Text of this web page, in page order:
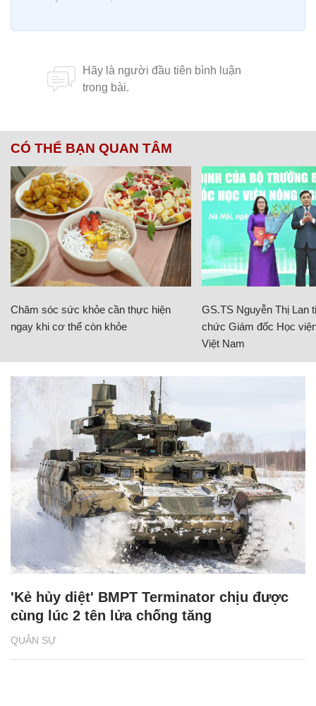
CÓ THỂ BẠN QUAN TÂM
Chăm sóc sức khỏe cần thực hiện
ngay khi cơ thể còn khỏe
GS.TS Nguyễn Thị Lan
chức Giám đốc Học
Việt Nam
QUÂN SỰ
'Kẻ hủy diệt' BMPT Terminator chịu được
cùng lúc 2 tên lửa chống tăng